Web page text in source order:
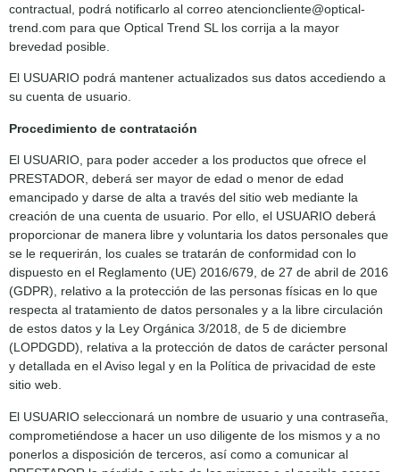
contractual, podrá notificarlo al correo atencioncliente@optical-
trend.com para que Optical Trend SL los corrija a la mayor
brevedad posible.
El USUARIO podrá mantener actualizados sus datos accediendo a
su cuenta de usuario.
Procedimiento de contratación
El USUARIO, para poder acceder a los productos que ofrece el
PRESTADOR, deberá ser mayor de edad o menor de edad
emancipado y darse de alta a través del sitio web mediante la
creación de una cuenta de usuario. Por ello, el USUARIO deberá
proporcionar de manera libre y voluntaria los datos personales que
se le requerirán, los cuales se tratarán de conformidad con lo
dispuesto en el Reglamento (UE) 2016/679, de 27 de abril de 2016
(GDPR), relativo a la protección de las personas físicas en lo que
respecta al tratamiento de datos personales y a la libre circulación
de estos datos y la Ley Orgánica 3/2018, de 5 de diciembre
(LOPDGDD), relativa a la protección de datos de carácter personal
y detallada en el Aviso legal y en la Política de privacidad de este
sitio web.
El USUARIO seleccionará un nombre de usuario y una contraseña,
comprometiéndose a hacer un uso diligente de los mismos y a no
ponerlos a disposición de terceros, así como a comunicar al